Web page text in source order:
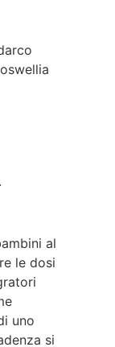
al
le dosi
uno
si